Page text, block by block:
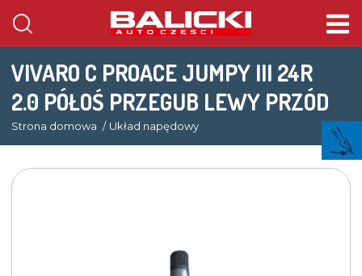
VIVARO C PROACE JUMPY III 24R
2.0 PÓŁOŚ PRZEGUB LEWY PRZÓD
Strona domowa Układ napędowy